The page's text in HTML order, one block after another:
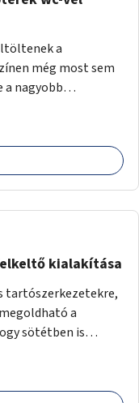
a
még most sem
a nagyobb
kialakítása
tartószerkezetekre,
a
sötétben is